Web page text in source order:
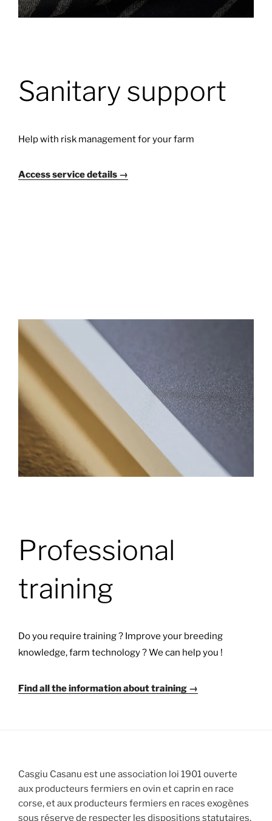
Sanitary support
Help with risk management for your farm
Access service details →
Professional
training
Do you require training ? Improve your breeding
knowledge, farm technology ? We can help you !
Find all the information about training →
Casgiu Casanu est une association loi 1901 ouverte
aux producteurs fermiers en ovin et caprin en race
corse, et aux producteurs fermiers en races exogènes
sous réserve de respecter les dispositions statutaires.